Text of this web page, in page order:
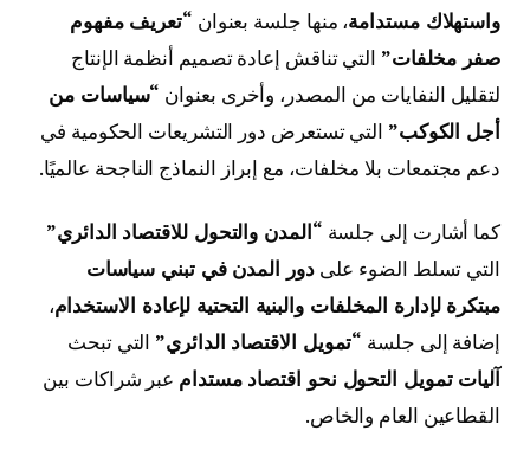
واستهلاك مستدامة، منها جلسة بعنوان “تعريف مفهوم
صفر مخلفات” التي تناقش إعادة تصميم أنظمة الإنتاج
لتقليل النفايات من المصدر، وأخرى بعنوان “سياسات من
أجل الكوكب” التي تستعرض دور التشريعات الحكومية في
دعم مجتمعات بلا مخلفات، مع إبراز النماذج الناجحة عالميًا.
كما أشارت إلى جلسة “المدن والتحول للاقتصاد الدائري”
التي تسلط الضوء علىدور المدن في تبني سياسات
مبتكرة لإدارة المخلفات والبنية التحتية لإعادة الاستخدام،
إضافة إلى جلسة “تمويل الاقتصاد الدائري” التي تبحث
آليات تمويل التحول نحو اقتصاد مستدام عبر شراكات بين
القطاعين العام والخاص.